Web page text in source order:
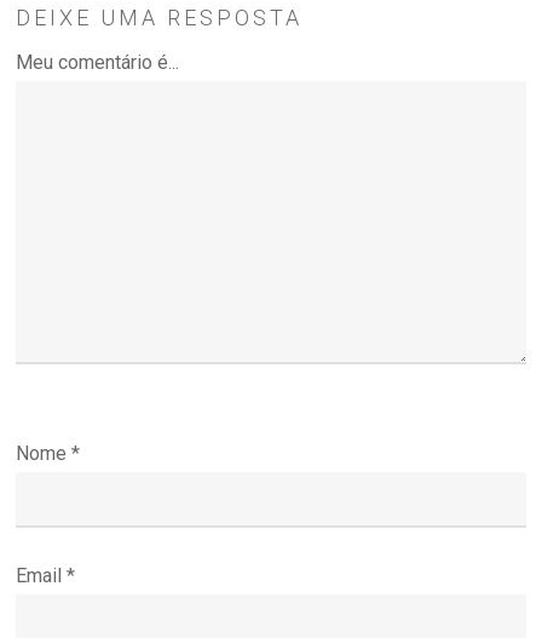
DEIXE UMA RESPOSTA
Meu comentário é...
Nome*
Email*